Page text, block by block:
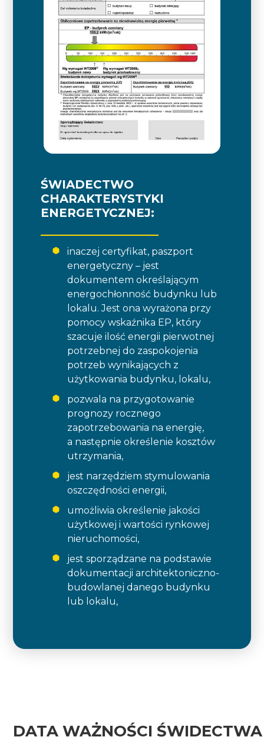
ŚWIADECTWO
CHARAKTERYSTYKI
ENERGETYCZNEJ:
inaczej certyfikat, paszport
energetyczny – jest
dokumentem określającym
energochłonność budynku lub
lokalu. Jest ona wyrażona przy
pomocy wskaźnika EP, który
szacuje ilość energii pierwotnej
potrzebnej do zaspokojenia
potrzeb wynikających z
użytkowania budynku, lokalu,
pozwala na przygotowanie
prognozy rocznego
zapotrzebowania na energię,
a następnie określenie kosztów
utrzymania,
jest narzędziem stymulowania
oszczędności energii,
umożliwia określenie jakości
użytkowej i wartości rynkowej
nieruchomości,
jest sporządzane na podstawie
dokumentacji architektoniczno-
budowlanej danego budynku
lub lokalu,
DATA WAŻNOŚCI